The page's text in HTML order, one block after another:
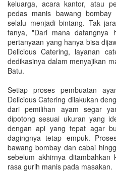
keluarga, acara kantor, atau
pedas manis bawang
selalu menjadi bintang. Tak
tanya, "Dari mana datangnya
pertanyaan yang hanya bisa
Delicious Catering, layanan
dedikasinya dalam menyajikan
Batu.
Setiap proses pembuatan
Delicious Catering dilakukan
dari pemilihan ayam segar
dipotong sesuai ukuran yang
dengan api yang tepat agar
dagingnya tetap empuk.
bawang bombay dan cabai
sebelum akhirnya ditambahkan
rasa gurih manis pada masakan.